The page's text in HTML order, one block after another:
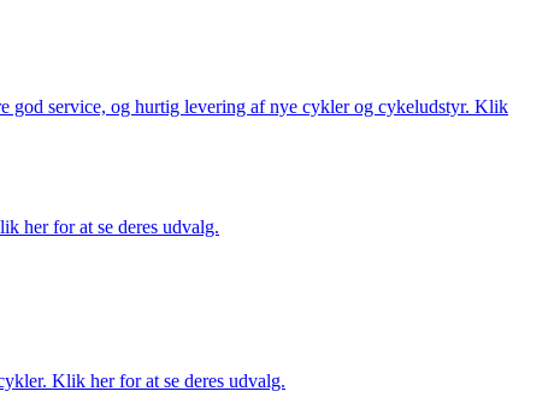
god service, og hurtig levering af nye cykler og cykeludstyr. Klik
her for at se deres udvalg.
Klik her for at se deres udvalg.